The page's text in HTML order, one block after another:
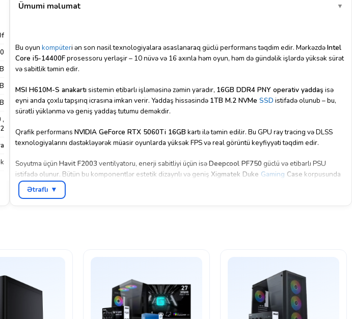
,
Ümumi məlumat ▼
Bu oyun kompüteri ən son nəsil texnologiyalara əsaslanaraq güclü performans təqdim edir. MərkəzdəIntel
Core i5-14400Fprosessoru yerləşir – 10 nüvə və 16 axınla həm oyun, həm də gündəlik işlərdə yüksək sürət
və sabitlik təmin edir.
MSI H610M-S anakartısistemin etibarlı işləməsinə zəmin yaradır, 16GB DDR4 PNY operativ yaddaş isə
eyni anda çoxlu tapşırıq icrasına imkan verir. Yaddaş hissəsində 1TB M.2 NVMe SSD istifadə olunub – bu,
sürətli yüklənmə və geniş yaddaş tutumu deməkdir.
Qrafik performans NVIDIA GeForce RTX 5060Ti 16GB kartı ilə təmin edilir. Bu GPU ray tracing və DLSS
texnologiyalarını dəstəkləyərək müasir oyunlarda yüksək FPS və real görüntü keyfiyyəti təqdim edir.
Soyutma üçün Havit F2003 ventilyatoru, enerji sabitliyi üçün isəDeepcool PF750 güclü və etibarlı PSU
istifadə olunur. Bütün bu komponentlər estetik dizaynlı və geniş Xigmatek Duke Gaming Case korpusunda
yerləşdirilib.
Ətraflı ▼